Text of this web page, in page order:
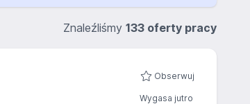
Znaleźliśmy 133 oferty pracy
Obserwuj
Wygasa jutro